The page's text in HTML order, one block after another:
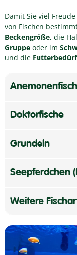
Damit Sie viel Freude
von Fischen
Beckengröße, die
Gruppe oder im
und die
Doktorfische
Grundeln
Seepferdchen
Weitere